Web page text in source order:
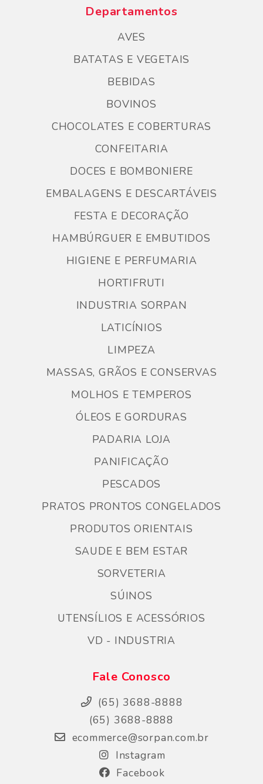
Departamentos
AVES
BATATAS E VEGETAIS
BEBIDAS
BOVINOS
CHOCOLATES E COBERTURAS
CONFEITARIA
DOCES E BOMBONIERE
EMBALAGENS E DESCARTÁVEIS
FESTA E DECORAÇÃO
HAMBÚRGUER E EMBUTIDOS
HIGIENE E PERFUMARIA
HORTIFRUTI
INDUSTRIA SORPAN
LATICÍNIOS
LIMPEZA
MASSAS, GRÃOS E CONSERVAS
MOLHOS E TEMPEROS
ÓLEOS E GORDURAS
PADARIA LOJA
PANIFICAÇÃO
PESCADOS
PRATOS PRONTOS CONGELADOS
PRODUTOS ORIENTAIS
SAUDE E BEM ESTAR
SORVETERIA
SÚINOS
UTENSÍLIOS E ACESSÓRIOS
VD - INDUSTRIA
Fale Conosco
(65) 3688-8888
(65) 3688-8888
ecommerce@sorpan.com.br
Instagram
Facebook